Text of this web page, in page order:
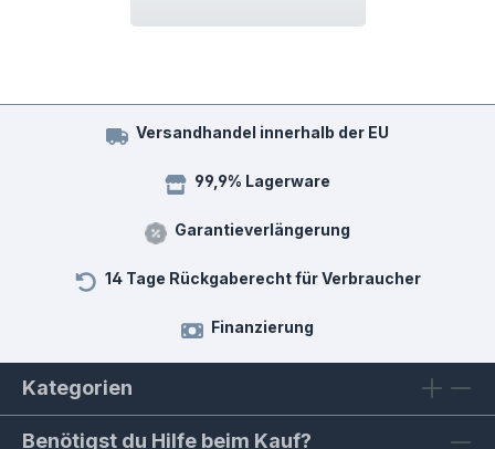
Versandhandel innerhalb der EU
99,9% Lagerware
Garantieverlängerung
14 Tage Rückgaberecht für Verbraucher
Finanzierung
Kategorien
Benötigst du Hilfe beim Kauf?